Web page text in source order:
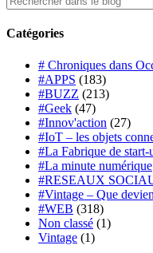
Catégories
# Chroniques dans
#APPS (183)
#BUZZ (213)
#Geek (47)
#Innov'action (27)
#IoT – les objets
#La Fabrique de start-
#La minute numérique
#RESEAUX
#Vintage – Que
#WEB (318)
Non classé (1)
Vintage (1)